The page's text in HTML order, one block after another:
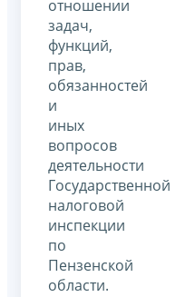
отношении
задач,
функций,
прав,
обязанностей
и
иных
вопросов
деятельности
Государственной
налоговой
инспекции
по
Пензенской
области.